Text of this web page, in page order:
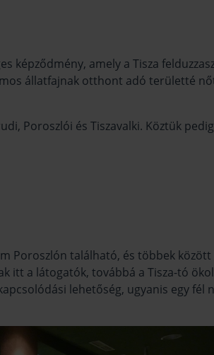
képződmény, amely a Tisza
állatfajnak otthont adó területté
Poroszlói és Tiszavalki. Köztük
Poroszlón található, és többek
a látogatók, továbbá a Tisza-tó
lehetőség, ugyanis egy